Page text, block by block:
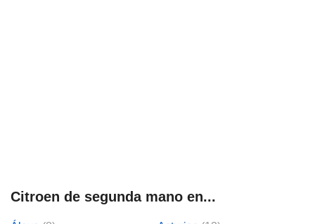
Citroen de segunda mano en...